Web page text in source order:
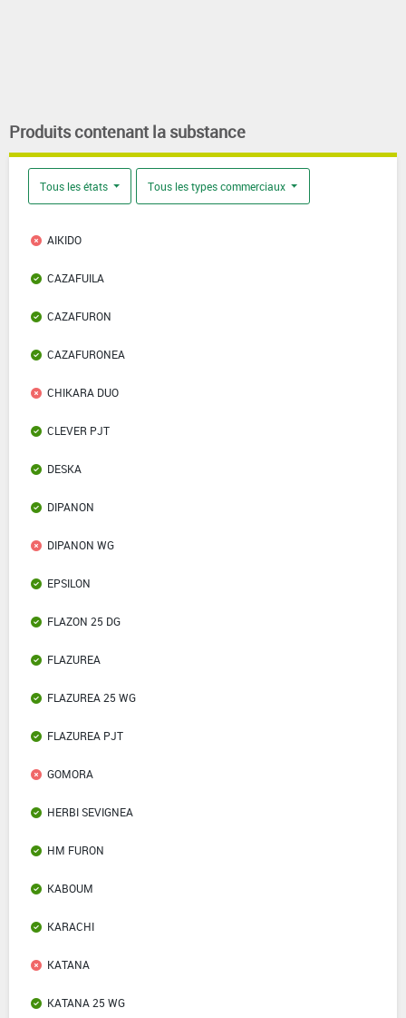
Produits contenant la substance
Tous les états Tous les types commerciaux
AIKIDO
CAZAFUILA
CAZAFURON
CAZAFURONEA
CHIKARA DUO
CLEVER PJT
DESKA
DIPANON
DIPANON WG
EPSILON
FLAZON 25 DG
FLAZUREA
FLAZUREA 25 WG
FLAZUREA PJT
GOMORA
HERBI SEVIGNEA
HM FURON
KABOUM
KARACHI
KATANA
KATANA 25 WG